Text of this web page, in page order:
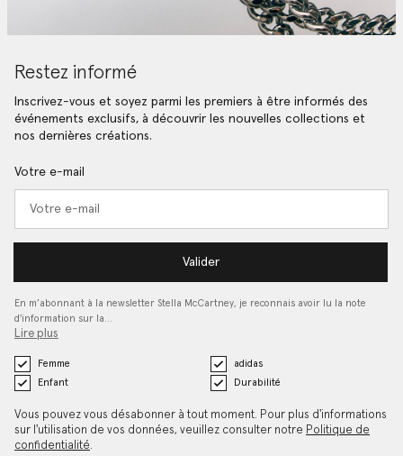
Restez informé
Inscrivez-vous et soyez parmi les premiers à être informés des
événements exclusifs, à découvrir les nouvelles collections et
nos dernières créations.
Votre e-mail
Valider
En m’abonnant à la newsletter Stella McCartney, je reconnais avoir lu la note
d'information sur la…
Lire plus
Femme
adidas
Enfant
Durabilité
Vous pouvez vous désabonner à tout moment. Pour plus d'informations
sur l'utilisation de vos données, veuillez consulter notre Politique de
confidentialité.